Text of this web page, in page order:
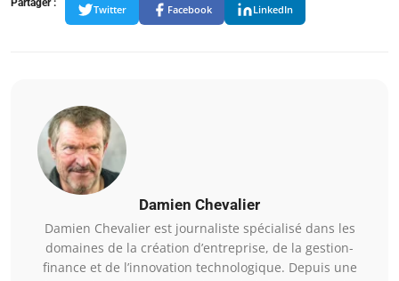
Twitter Facebook LinkedIn
Damien Chevalier
Damien Chevalier est journaliste spécialisé dans les
domaines de la création d’entreprise, de la gestion-
finance et de l’innovation technologique. Depuis une